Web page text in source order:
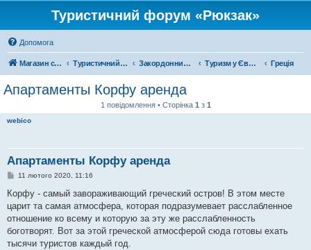
Туристичний форум «Рюкзак»
Допомога
Магазин спорядження Туристичний форум «Рюкзак» Закордонний туризм Туризм у Європі Греція
Апартаменты Корфу аренда
1 повідомлення • Сторінка 1 з 1
webico
Апартаменты Корфу аренда
П
в
д
о
л
е
11 лютого 2020, 11:16
Корфу - самый завораживающий греческий остров! В этом месте
царит та самая атмосфера, которая подразумевает расслабленное
отношение ко всему и которую за эту же расслабленность
боготворят. Вот за этой греческой атмосферой сюда готовы ехать
тысячи туристов каждый год.